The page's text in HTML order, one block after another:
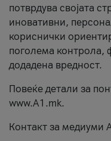
потврдува својата
иновативни,
кориснички
поголема контрола,
додадена вредност.
Повеќе детали за
www.А1.mk.
Контакт за медиуми